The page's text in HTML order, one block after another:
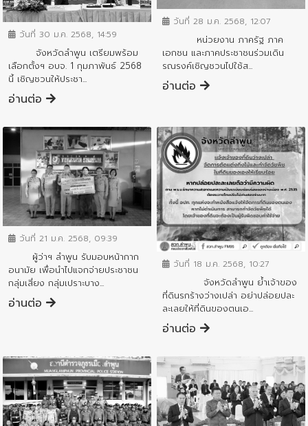
ข่าวประชาสัมพันธ์
วันที่ 30 ม.ค. 2568, 14:59
จังหวัดลำพูน เตรียมพร้อม
เลือกตั้งฯ อบจ. 1 กุมภาพันธ์ 2568
นี้ เชิญชวนให้ประชา...
อ่านต่อ
วันที่ 28 ม.ค. 2568, 12:07
หน่วยงาน ภาครัฐ ภาค
เอกชน และภาคประชาชนร่วมเดิน
รณรงค์เชิญชวนไปใช้ส...
อ่านต่อ
ข่าวประชาสัมพันธ์
วันที่ 21 ม.ค. 2568, 09:39
ผู้ว่าฯ ลำพูน รับมอบหน้ากาก
อนามัย เพื่อนำไปแจกจ่ายประชาชน
กลุ่มเสี่ยง กลุ่มเปราะบาง...
อ่านต่อ
ข่าวประชาสัมพันธ์
วันที่ 18 ม.ค. 2568, 10:27
จังหวัดลำพูน ย้ำเจ้าของ
ที่ดินรกร้างว่างเปล่า อย่าปล่อยปละ
ละเลยให้ที่ดินของตนเอ...
อ่านต่อ